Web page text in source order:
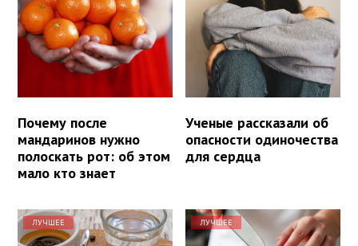
Почему после
мандаринов нужно
полоскать рот: об этом
мало кто знает
Ученые рассказали об
опасности одиночества
для сердца
ЛУЧШЕЕ ЛУЧШЕЕ